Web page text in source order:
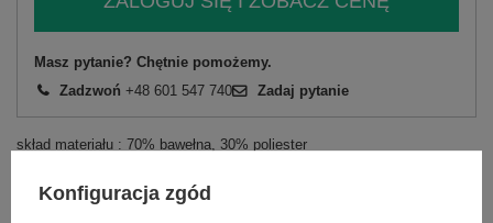
Masz pytanie? Chętnie pomożemy.
Zadzwoń +48 601 547 740 Zadaj pytanie
skład materiału : 70% bawełna, 30% poliester
Konfiguracja zgód